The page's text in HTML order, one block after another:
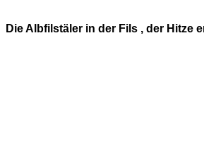
Die Albfilstäler in der Fils , der Hitze